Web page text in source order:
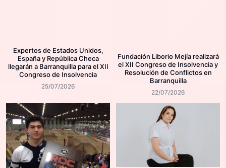
Expertos de Estados Unidos,
España y República Checa
llegarán a Barranquilla para el XII
Congreso de Insolvencia
25/07/2026
Fundación Liborio Mejía realizará
el XII Congreso de Insolvencia y
Resolución de Conflictos en
Barranquilla
22/07/2026